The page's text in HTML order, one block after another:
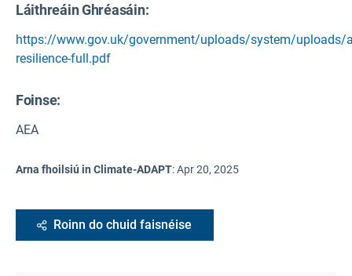
Láithreáin Ghréasáin:
https://www.gov.uk/government/uploads/system/
resilience-full.pdf
Foinse:
AEA
Arna fhoilsiú in Climate-ADAPT:Apr 20, 2025
Roinn do chuid faisnéise